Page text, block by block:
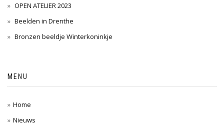
OPEN ATELIER 2023
Beelden in Drenthe
Bronzen beeldje Winterkoninkje
MENU
Home
Nieuws